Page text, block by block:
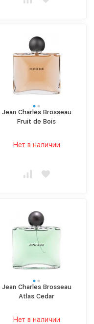
Jean Charles Brosseau
Fruit de Bois
Нет в наличии
Jean Charles Brosseau
Atlas Cedar
Нет в наличии